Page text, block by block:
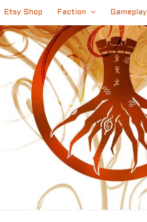
Etsy Shop Faction Gameplay